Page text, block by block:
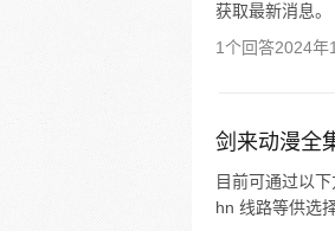
获取最新消息
1个回答2024年
剑来动漫全
目前可通过以
hn 线路等供选